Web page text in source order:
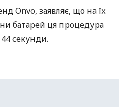
Onvo, заявляє, що на їх
батарей ця процедура
секунди.